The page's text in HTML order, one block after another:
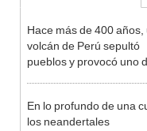
Hace más de 400 años,
volcán de Perú sepultó
pueblos y provocó uno
En lo profundo de una
los neandertales